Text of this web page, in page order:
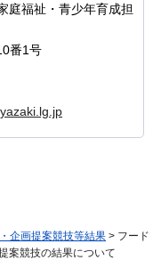
福祉・青少年育成担
番1号
企画提案競技等結果 > フード
案競技の結果について